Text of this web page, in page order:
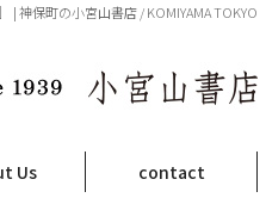
| 神保町の小宮山書店 / KOMIYAMA TOKYO
Us
contact